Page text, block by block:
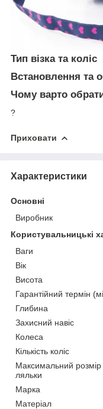
Тип візка та коліс
Встановлення та
Чому варто
?
Приховати
Характеристики
Основні
Виробник
Користувальницькі
Ваги
Вік
Висота
Гарантійний термін
Глибина
Захисний навіс
Колеса
Кількість коліс
Максимальний розмір
ляльки
Марка
Матеріал